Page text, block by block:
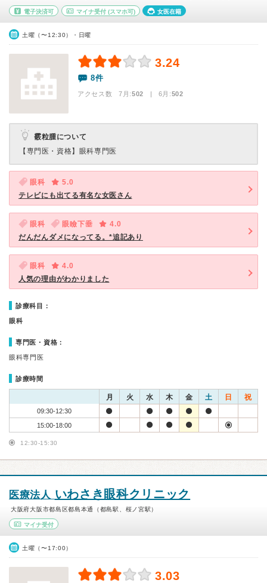
電子決済可 マイナ受付(スマホ可) 女医在籍
土曜（〜12:30）・日曜
3.24
8件
アクセス数 7月:502 | 6月:502
霰粒腫について
【専門医・資格】 眼科専門医
眼科
5.0
テレビにも出てる有名な女医さん
眼科 眼瞼下垂
4.0
だんだんダメになってる。*追記あり
眼科
4.0
人気の理由がわかりました
診療科目：
眼科
専門医・資格：
眼科専門医
診療時間
月 火 水 木 金 土 日 祝
09:30-12:30
15:00-18:00
12:30-15:30
医療法人 いわさき眼科クリニック
大阪府大阪市都島区都島本通（都島駅、桜ノ宮駅）
マイナ受付
土曜（〜17:00）
3.03